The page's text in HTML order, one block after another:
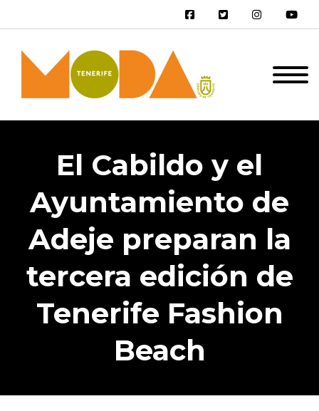
El Cabildo y el
Ayuntamiento de
Adeje preparan la
tercera edición de
Tenerife Fashion
Beach